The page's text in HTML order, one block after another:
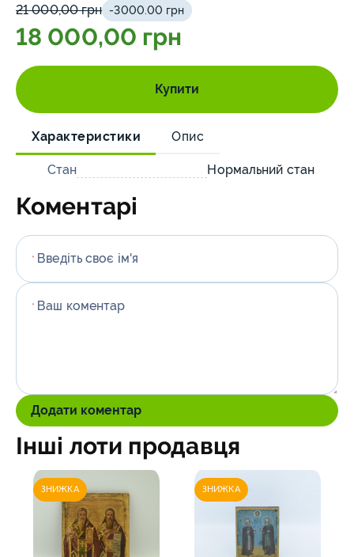
21 000,00 грн -3000.00 грн
18 000,00 грн
Купити
Характеристики Опис
Стан Нормальний стан
Коментарі
* Введіть своє ім'я
* Ваш коментар
Додати коментар
Інші лоти продавця
ЗНИЖКА ЗНИЖКА